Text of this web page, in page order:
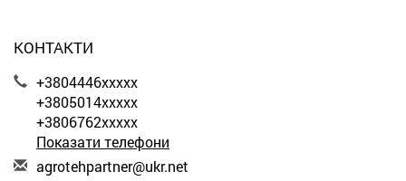
КОНТАКТИ
+3804446xxxxx
+3805014xxxxx
+3806762xxxxx
Показати телефони
agrotehpartner@ukr.net